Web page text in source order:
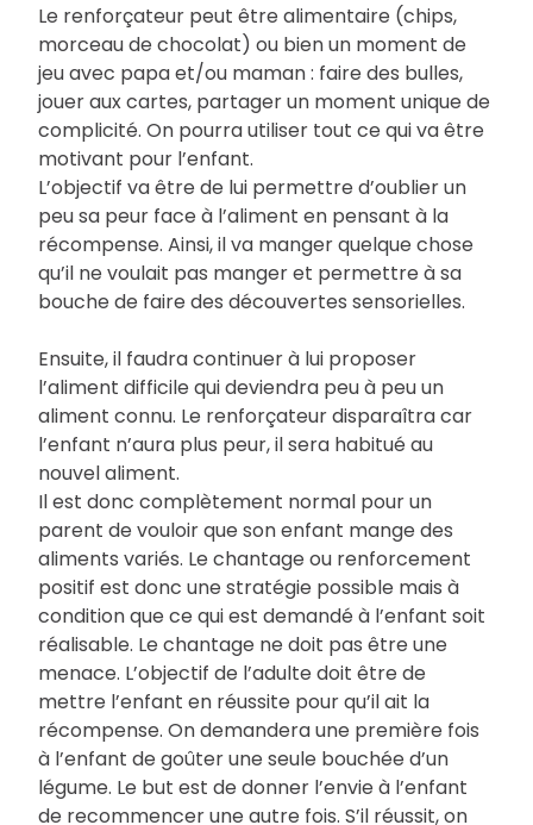
Le renforçateur peut être alimentaire (chips,
morceau de chocolat) ou bien un moment de
jeu avec papa et/ou maman : faire des bulles,
jouer aux cartes, partager un moment unique de
complicité. On pourra utiliser tout ce qui va être
motivant pour l’enfant.
L’objectif va être de lui permettre d’oublier un
peu sa peur face à l’aliment en pensant à la
récompense. Ainsi, il va manger quelque chose
qu’il ne voulait pas manger et permettre à sa
bouche de faire des découvertes sensorielles.
Ensuite, il faudra continuer à lui proposer
l’aliment difficile qui deviendra peu à peu un
aliment connu. Le renforçateur disparaîtra car
l’enfant n’aura plus peur, il sera habitué au
nouvel aliment.
Il est donc complètement normal pour un
parent de vouloir que son enfant mange des
aliments variés. Le chantage ou renforcement
positif est donc une stratégie possible mais à
condition que ce qui est demandé à l’enfant soit
réalisable. Le chantage ne doit pas être une
menace. L’objectif de l’adulte doit être de
mettre l’enfant en réussite pour qu’il ait la
récompense. On demandera une première fois
à l’enfant de goûter une seule bouchée d’un
légume. Le but est de donner l’envie à l’enfant
de recommencer une autre fois. S’il réussit, on